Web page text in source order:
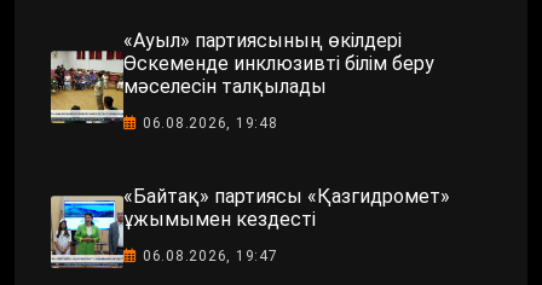
«Ауыл» партиясының өкілдері
Өскеменде инклюзивті білім беру
мәселесін талқылады
06.08.2026, 19:48
«Байтақ» партиясы «Қазгидромет»
ұжымымен кездесті
06.08.2026, 19:47